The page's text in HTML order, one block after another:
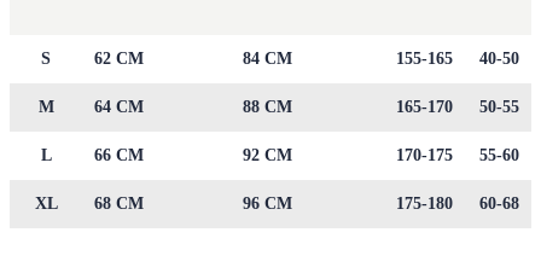
S 62 CM 84 CM 155-165 40-50
M 64 CM 88 CM 165-170 50-55
L 66 CM 92 CM 170-175 55-60
XL 68 CM 96 CM 175-180 60-68